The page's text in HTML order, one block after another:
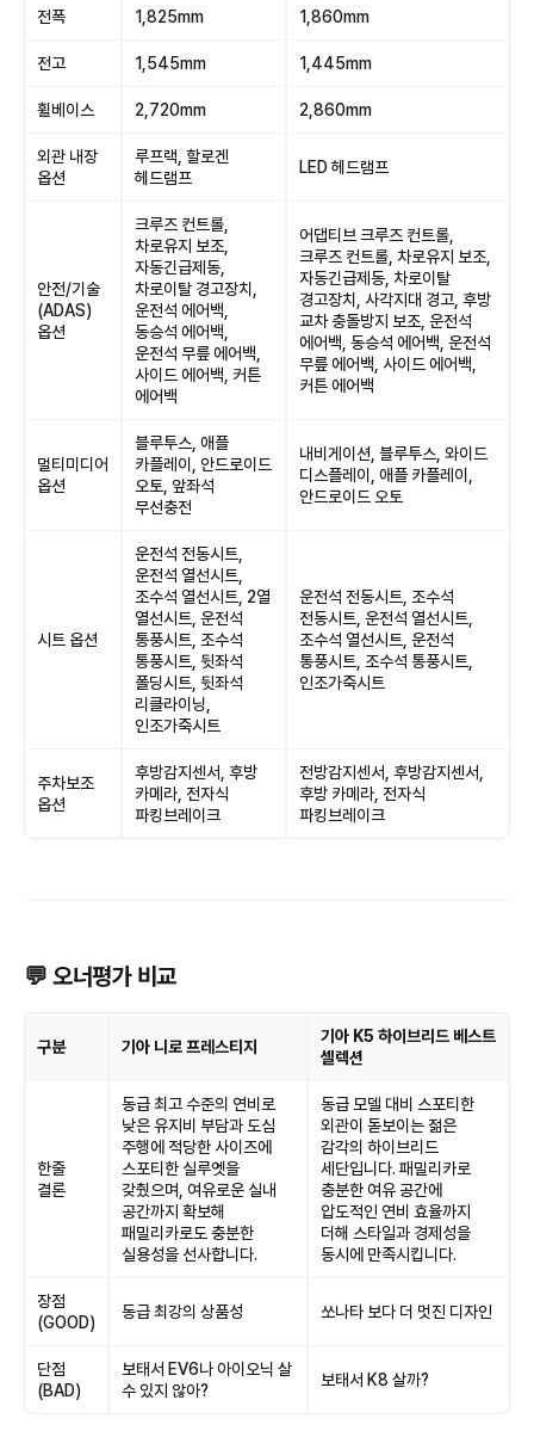
전폭 1,825mm 1,860mm
전고 1,545mm 1,445mm
휠베이스 2,720mm 2,860mm
외관 내장
옵션
루프랙, 할로겐
헤드램프
LED 헤드램프
안전/기술
(ADAS)
옵션
크루즈 컨트롤,
차로유지 보조,
자동긴급제동,
차로이탈 경고장치,
운전석 에어백,
동승석 에어백,
운전석 무릎 에어백,
사이드 에어백, 커튼
에어백
어댑티브 크루즈 컨트롤,
크루즈 컨트롤, 차로유지 보조,
자동긴급제동, 차로이탈
경고장치, 사각지대 경고, 후방
교차 충돌방지 보조, 운전석
에어백, 동승석 에어백, 운전석
무릎 에어백, 사이드 에어백,
커튼 에어백
멀티미디어
옵션
블루투스, 애플
카플레이, 안드로이드
오토, 앞좌석
무선충전
내비게이션, 블루투스, 와이드
디스플레이, 애플 카플레이,
안드로이드 오토
시트 옵션
운전석 전동시트,
운전석 열선시트,
조수석 열선시트, 2열
열선시트, 운전석
통풍시트, 조수석
통풍시트, 뒷좌석
폴딩시트, 뒷좌석
리클라이닝,
인조가죽시트
운전석 전동시트, 조수석
전동시트, 운전석 열선시트,
조수석 열선시트, 운전석
통풍시트, 조수석 통풍시트,
인조가죽시트
주차보조
옵션
후방감지센서, 후방
카메라, 전자식
파킹브레이크
전방감지센서, 후방감지센서,
후방 카메라, 전자식
파킹브레이크
💬 오너평가 비교
구분 기아 니로 프레스티지
기아 K5 하이브리드 베스트
셀렉션
한줄
결론
동급 최고 수준의 연비로
낮은 유지비 부담과 도심
주행에 적당한 사이즈에
스포티한 실루엣을
갖췄으며, 여유로운 실내
공간까지 확보해
패밀리카로도 충분한
실용성을 선사합니다.
동급 모델 대비 스포티한
외관이 돋보이는 젊은
감각의 하이브리드
세단입니다. 패밀리카로
충분한 여유 공간에
압도적인 연비 효율까지
더해 스타일과 경제성을
동시에 만족시킵니다.
장점
(GOOD)
동급 최강의 상품성 쏘나타 보다 더 멋진 디자인
단점
(BAD)
보태서 EV6나 아이오닉 살
수 있지 않아?
보태서 K8 살까?